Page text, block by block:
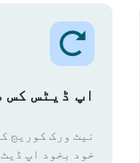
اپ ڈیٹس کس
نیٹ ورک کوریج
خود بخود اپ